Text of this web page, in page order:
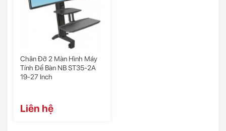
Chân Đỡ 2 Màn Hình Máy
Tính Để Bàn NB ST35-2A
19-27 Inch
Liên hệ